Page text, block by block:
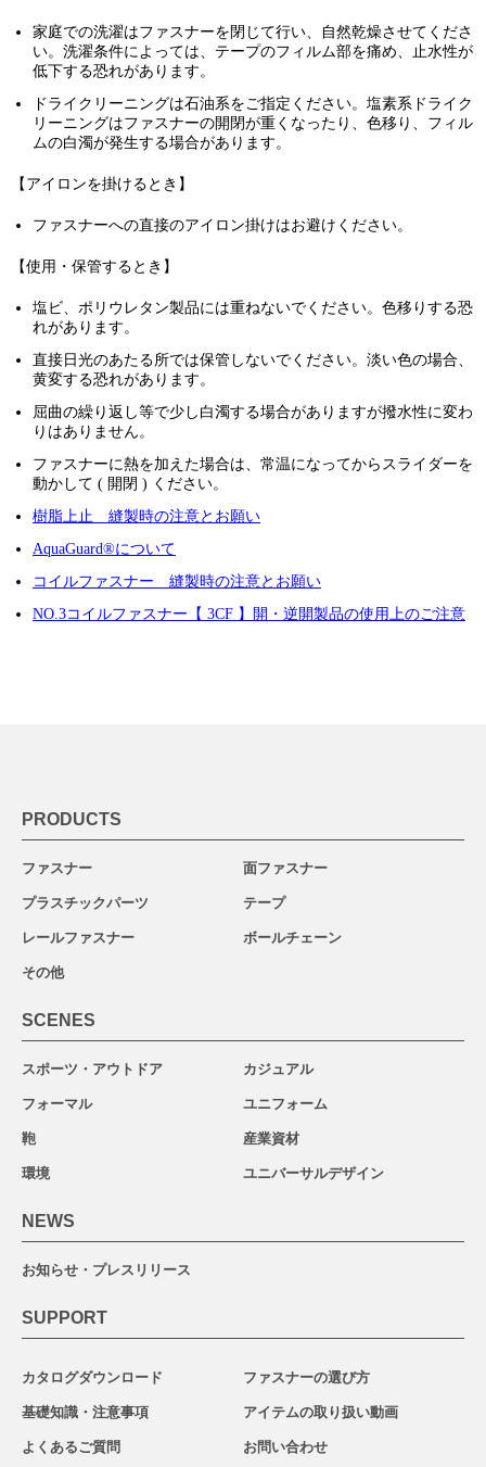
家庭での洗濯はファスナーを閉じて行い、自然乾燥させてくださ
い。洗濯条件によっては、テープのフィルム部を痛め、止水性が
低下する恐れがあります。
ドライクリーニングは石油系をご指定ください。塩素系ドライク
リーニングはファスナーの開閉が重くなったり、色移り、フィル
ムの白濁が発生する場合があります。
【アイロンを掛けるとき】
ファスナーへの直接のアイロン掛けはお避けください。
【使用・保管するとき】
塩ビ、ポリウレタン製品には重ねないでください。色移りする恐
れがあります。
直接日光のあたる所では保管しないでください。淡い色の場合、
黄変する恐れがあります。
屈曲の繰り返し等で少し白濁する場合がありますが撥水性に変わ
りはありません。
ファスナーに熱を加えた場合は、常温になってからスライダーを
動かして ( 開閉 ) ください。
樹脂上止 縫製時の注意とお願い
AquaGuard®について
コイルファスナー 縫製時の注意とお願い
NO.3コイルファスナー【 3CF 】開・逆開製品の使用上のご注意
PRODUCTS
ファスナー 面ファスナー
プラスチックパーツ テープ
レールファスナー ボールチェーン
その他
SCENES
スポーツ・アウトドア カジュアル
フォーマル ユニフォーム
鞄 産業資材
環境 ユニバーサルデザイン
NEWS
お知らせ・プレスリリース
SUPPORT
カタログダウンロード ファスナーの選び方
基礎知識・注意事項 アイテムの取り扱い動画
よくあるご質問 お問い合わせ